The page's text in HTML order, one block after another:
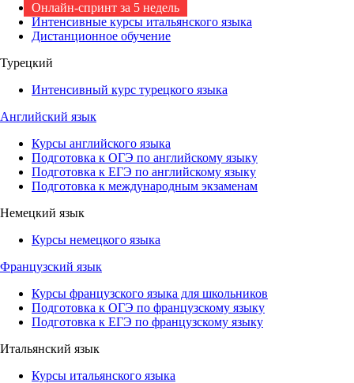
Онлайн-спринт за 5 недель
Интенсивные курсы итальянского языка
Дистанционное обучение
Турецкий
Интенсивный курс турецкого языка
Английский язык
Курсы английского языка
Подготовка к ОГЭ по английскому языку
Подготовка к ЕГЭ по английскому языку
Подготовка к международным экзаменам
Немецкий язык
Курсы немецкого языка
Французский язык
Курсы французского языка для школьников
Подготовка к ОГЭ по французскому языку
Подготовка к ЕГЭ по французскому языку
Итальянский язык
Курсы итальянского языка